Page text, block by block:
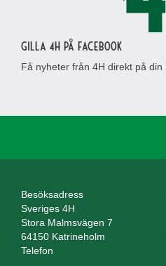
Gilla 4H på Facebook
Få nyheter från 4H direkt på din
Besöksadress
Sveriges 4H
Stora Malmsvägen 7
64150 Katrineholm
Telefon